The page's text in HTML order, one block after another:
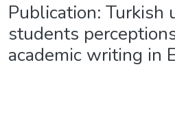
Publication: Turkish
students
academic writing in